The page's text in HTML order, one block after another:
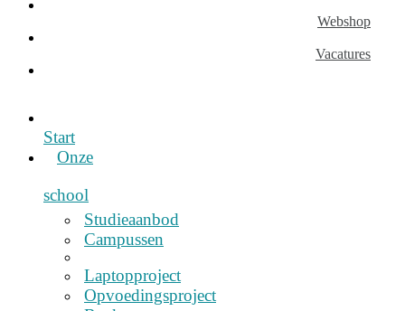
Webshop
Vacatures
Start
Onze
school
Studieaanbod
Campussen
Laptopproject
Opvoedingsproject